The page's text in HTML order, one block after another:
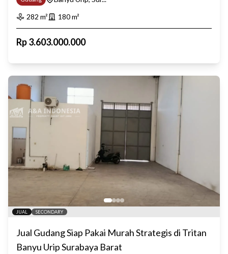
282 m² 180m²
Rp3.603.000.000
JUAL SECONDARY
Jual Gudang Siap Pakai Murah Strategis di Tritan
Banyu Urip Surabaya Barat